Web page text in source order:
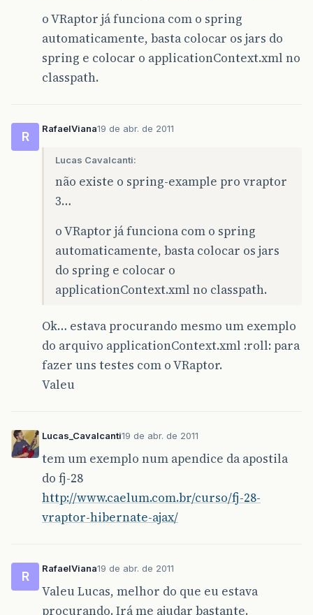
o VRaptor já funciona com o spring
automaticamente, basta colocar os jars do
spring e colocar o applicationContext.xml no
classpath.
R
RafaelViana19 de abr. de 2011
Lucas Cavalcanti:
não existe o spring-example pro vraptor
3…
o VRaptor já funciona com o spring
automaticamente, basta colocar os jars
do spring e colocar o
applicationContext.xml no classpath.
Ok… estava procurando mesmo um exemplo
do arquivo applicationContext.xml :roll: para
fazer uns testes com o VRaptor.
Valeu
Lucas_Cavalcanti19 de abr. de 2011
tem um exemplo num apendice da apostila
do fj-28
http://www.caelum.com.br/curso/fj-28-
vraptor-hibernate-ajax/
R
RafaelViana19 de abr. de 2011
Valeu Lucas, melhor do que eu estava
procurando. Irá me ajudar bastante.